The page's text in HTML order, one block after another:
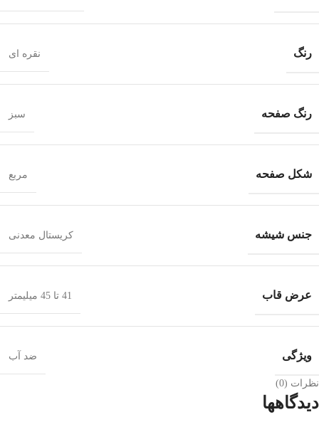
رنگ نقره ای
رنگ صفحه سبز
شکل صفحه مربع
جنس شیشه کریستال معدنی
عرض قاب 41 تا 45 میلیمتر
ویژگی ضد آب
نظرات (0)
دیدگاهها